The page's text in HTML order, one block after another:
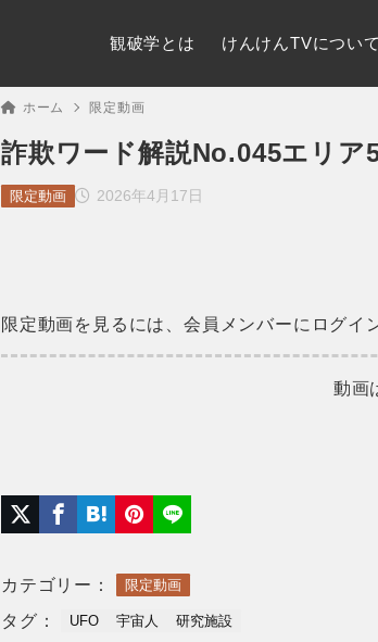
観破学とは けんけんTVについて
ホーム 限定動画
詐欺ワード解説No.045エリア
2026年4月17日
限定動画
限定動画を見るには、会員メンバーにログイ
動画
カテゴリー： 限定動画
タグ： UFO 宇宙人 研究施設